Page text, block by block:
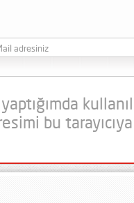
adresiniz
bu